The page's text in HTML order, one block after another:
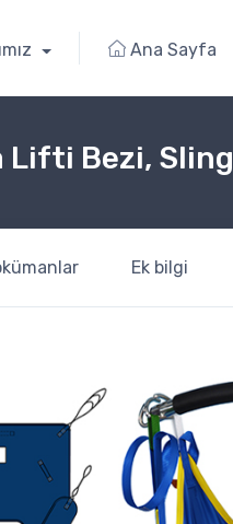
Ana Sayfa
Lifti Bezi, Sling
Ek bilgi